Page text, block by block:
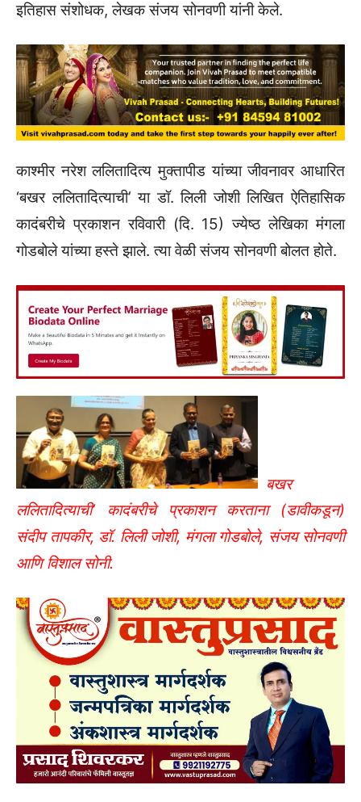
इतिहास संशोधक, लेखक संजय सोनवणी यांनी केले.
काश्मीर नरेश ललितादित्य मुक्तापीड यांच्या जीवनावर आधारित
‌‘बखर ललितादित्याची‌’ या डॉ. लिली जोशी लिखित ऐतिहासिक
कादंबरीचे प्रकाशन रविवारी (दि. 15) ज्येष्ठ लेखिका मंगला
गोडबोले यांच्या हस्ते झाले. त्या वेळी संजय सोनवणी बोलत होते.
बखर
ललितादित्याची‌’ कादंबरीचे प्रकाशन करताना (डावीकडून)
संदीप तापकीर, डॉ. लिली जोशी, मंगला गोडबोले, संजय सोनवणी
आणि विशाल सोनी.